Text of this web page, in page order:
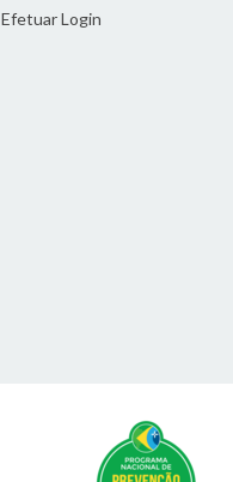
Efetuar Login